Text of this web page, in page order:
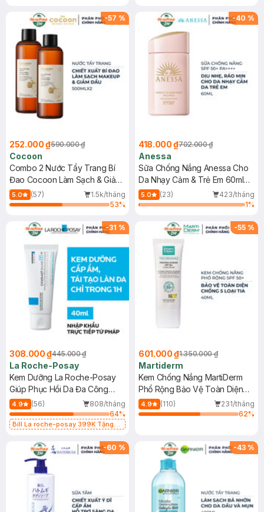
-57 %
252.000 ₫590.000 ₫
Cocoon
Combo 2 Nước Tẩy Trang Bí
Đao Cocoon Làm Sạch & Giảm
Dầu 500ml
5.0 (57)
1.5k/tháng
53%
-40 %
418.000 ₫702.000 ₫
Anessa
Sữa Chống Nắng Anessa Cho
Da Nhạy Cảm & Trẻ Em 60ml
(Mới)
5.0 (23)
423/tháng
1%
-31 %
308.000 ₫445.000 ₫
La Roche-Posay
Kem Dưỡng La Roche-Posay
Giúp Phục Hồi Da Đa Công
Dụng 40ml
4.9 (56)
808/tháng
64%
Bill La roche-posay 399K Tặng
(SL có hạn)
-55 %
601.000 ₫1.350.000 ₫
Martiderm
Kem Chống Nắng MartiDerm
Phổ Rộng Bảo Vệ Toàn Diện
40ml
4.9 (110)
231/tháng
62%
-60 % -43 %